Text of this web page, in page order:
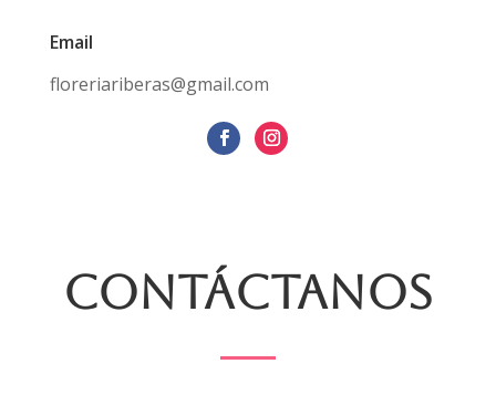
Email
floreriariberas@gmail.com
Contáctanos